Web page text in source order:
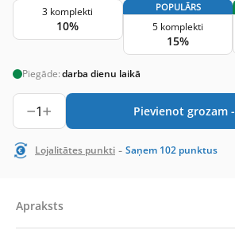
3 komplekti
10%
POPULĀRS
5 komplekti
15%
Piegāde:darba dienu laikā
1 Pievienot grozam -
Lojalitātes punkti - Saņem 102 punktus
Apraksts